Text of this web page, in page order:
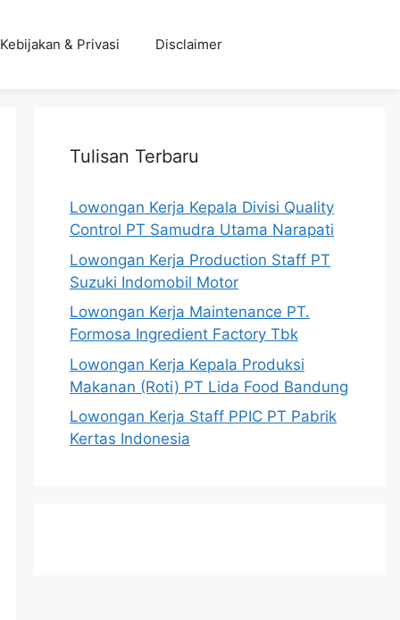
Kebijakan & Privasi Disclaimer
Tulisan Terbaru
Lowongan Kerja Kepala Divisi Quality
Control PT Samudra Utama Narapati
Lowongan Kerja Production Staff PT
Suzuki Indomobil Motor
Lowongan Kerja Maintenance PT.
Formosa Ingredient Factory Tbk
Lowongan Kerja Kepala Produksi
Makanan (Roti) PT Lida Food Bandung
Lowongan Kerja Staff PPIC PT Pabrik
Kertas Indonesia